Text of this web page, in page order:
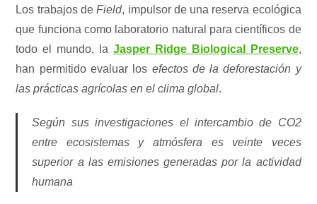
Los trabajos deField, impulsor de una reserva ecológica
que funciona como laboratorio natural para científicos de
todo el mundo, la Jasper Ridge Biological Preserve,
han permitido evaluar los efectos de la deforestación y
las prácticas agrícolas en el clima global.
Según sus investigaciones el intercambio de CO2
entre ecosistemas y atmósfera es veinte veces
superior a las emisiones generadas por la actividad
humana